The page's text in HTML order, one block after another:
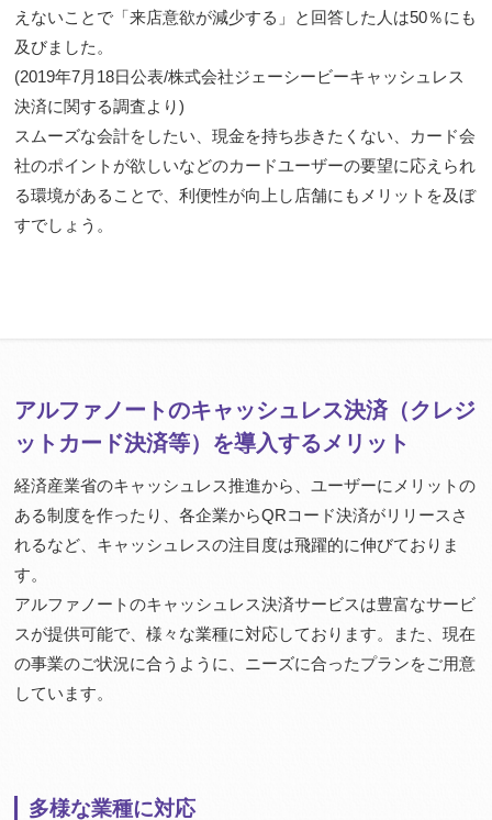
えないことで「来店意欲が減少する」と回答した人は50％にも
及びました。
(2019年7月18日公表/株式会社ジェーシービーキャッシュレス
決済に関する調査より)
スムーズな会計をしたい、現金を持ち歩きたくない、カード会
社のポイントが欲しいなどのカードユーザーの要望に応えられ
る環境があることで、利便性が向上し店舗にもメリットを及ぼ
すでしょう。
アルファノートのキャッシュレス決済（クレジ
ットカード決済等）を導入するメリット
経済産業省のキャッシュレス推進から、ユーザーにメリットの
ある制度を作ったり、各企業からQRコード決済がリリースさ
れるなど、キャッシュレスの注目度は飛躍的に伸びておりま
す。
アルファノートのキャッシュレス決済サービスは豊富なサービ
スが提供可能で、様々な業種に対応しております。また、現在
の事業のご状況に合うように、ニーズに合ったプランをご用意
しています。
多様な業種に対応